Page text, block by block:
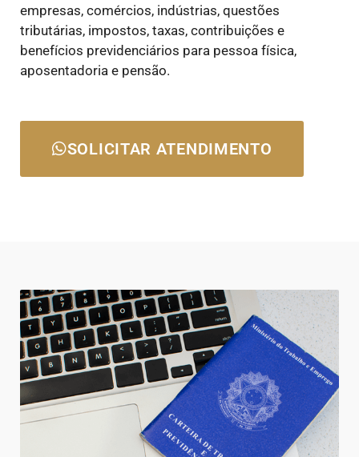
empresas, comércios, indústrias, questões
tributárias, impostos, taxas, contribuições e
benefícios previdenciários para pessoa física,
aposentadoria e pensão.
SOLICITAR ATENDIMENTO